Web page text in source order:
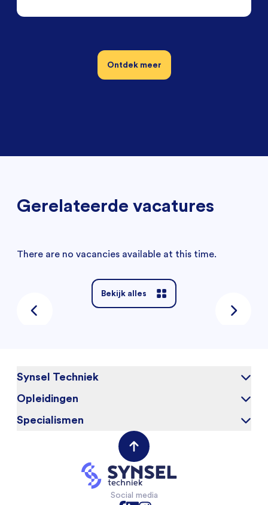
Ontdek meer
Gerelateerde vacatures
There are no vacancies available at this time.
Bekijk alles
Synsel Techniek
Over ons
Onze kandidaten
Contact opnemen
Opleidingen
Elektrotechniek
Industriële Automatisering
Specialismen
Mechanical Engineers
Software & Electrical Engineers
Monteurs Technische DienstSocial media